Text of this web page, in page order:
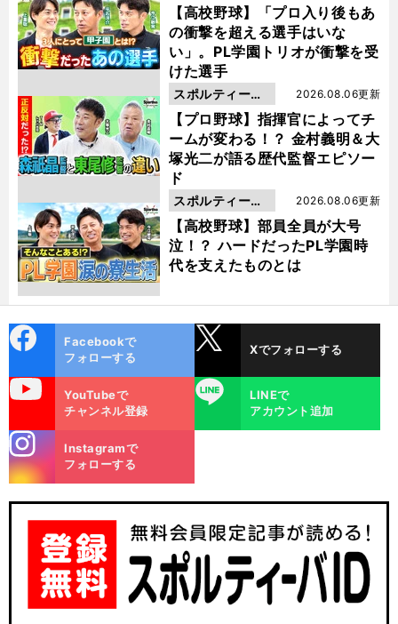
【高校野球】「プロ入り後もあ
の衝撃を超える選手はいな
い」。PL学園トリオが衝撃を受
けた選手
動画
【プロ野球】指揮官によってチ
ームが変わる！？ 金村義明＆大
塚光二が語る歴代監督エピソー
ド
2026.08.06更新
スポルティーバ
動画
【高校野球】部員全員が大号
泣！？ ハードだったPL学園時
代を支えたものとは
2026.08.06更新
スポルティーバ
動画
ok
Facebookで
フォローする
Xでフォローする
YouTubeで
チャンネル登録
LINE
LINEで
アカウント追加
m
Instagramで
フォローする